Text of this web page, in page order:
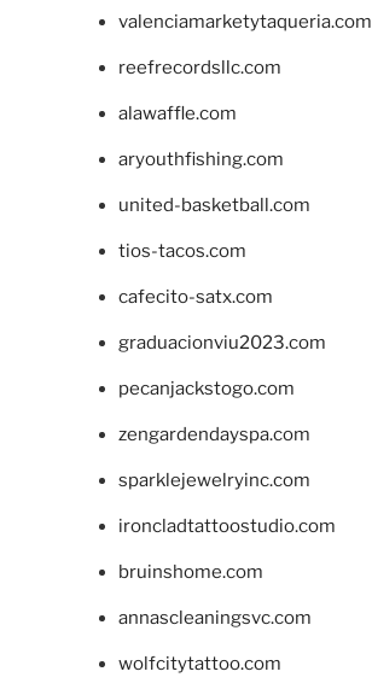
valenciamarketytaqueria.com
reefrecordsllc.com
alawaffle.com
aryouthfishing.com
united-basketball.com
tios-tacos.com
cafecito-satx.com
graduacionviu2023.com
pecanjackstogo.com
zengardendayspa.com
sparklejewelryinc.com
ironcladtattoostudio.com
bruinshome.com
annascleaningsvc.com
wolfcitytattoo.com